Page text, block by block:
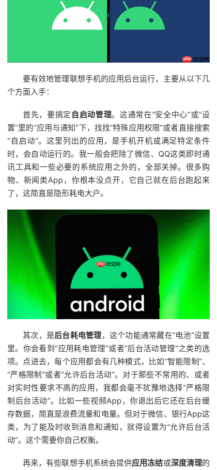
要有效地管理联想手机的应用后台运行，主要从以下几
个方面入手：
首先，要搞定 自启动管理。这通常在“安全中心”或“设
置”里的“应用与通知”下，找找“特殊应用权限”或者直接搜索
“自启动”。这里列出的应用，是手机开机或满足特定条件
时，会自动运行的。我一般会把除了微信、QQ这类即时通
讯工具和一些必要的系统应用之外的，全部关掉。很多购
物、新闻类App，你根本没点开，它自己就在后台跑起来
了，这简直是隐形耗电大户。
其次，是后台耗电管理，这个功能通常藏在“电池”设置
里。你会看到“应用耗电管理”或者“后台活动管理”之类的选
项。点进去，每个应用都会有几种模式，比如“智能限制”、
“严格限制”或者“允许后台活动”。对于那些不常用的、或者
对实时性要求不高的应用，我都会毫不犹豫地选择“严格限
制后台活动”。比如一些视频App，你退出后它还在后台缓
存数据，简直是浪费流量和电量。但对于微信、银行App这
类，为了能及时收到消息和通知，就得设置为“允许后台活
动”。这个需要你自己权衡。
再来，有些联想手机系统会提供应用冻结或深度清理的